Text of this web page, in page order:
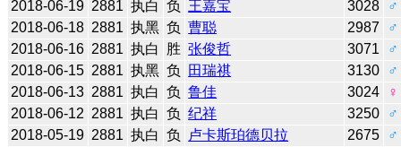
2018-06-19 2881 执白 负 王嘉宝 3028
♂
2018-06-18 2881 执黑 负 曹聪 2987
♂
2018-06-16 2881 执白 胜 张俊哲 3071
♂
2018-06-15 2881 执黑 负 田瑞祺 3130
♂
2018-06-13 2881 执白 负 鲁佳 3024
♀
2018-06-12 2881 执白 负 纪祥 3250
♂
2018-05-19 2881 执白 负 卢卡斯珀德贝拉 2675
♂